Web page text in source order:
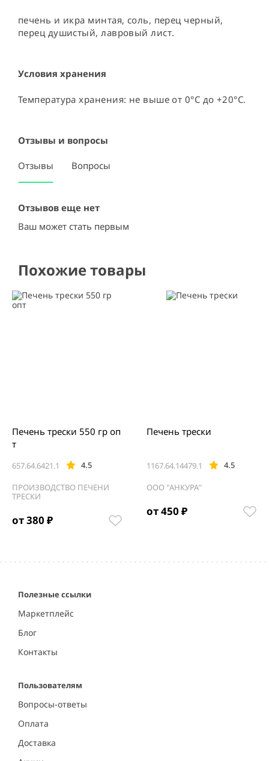
печень и икра минтая, соль, перец черный,
перец душистый, лавровый лист.
Условия хранения
Температура хранения: не выше от 0°C до +20°C.
Отзывы и вопросы
Отзывы Вопросы
Отзывов еще нет
Ваш может стать первым
Похожие товары
от 380 ₽
657.64.6421.1 4.5
Печень трески 550 гр оп
т
ПРОИЗВОДСТВО ПЕЧЕНИ
ТРЕСКИ
от 450 ₽
1167.64.14479.1 4.5
Печень трески
ООО "АНКУРА"
5
Полезные ссылки
Маркетплейс
Блог
Контакты
Пользователям
Вопросы-ответы
Оплата
Доставка